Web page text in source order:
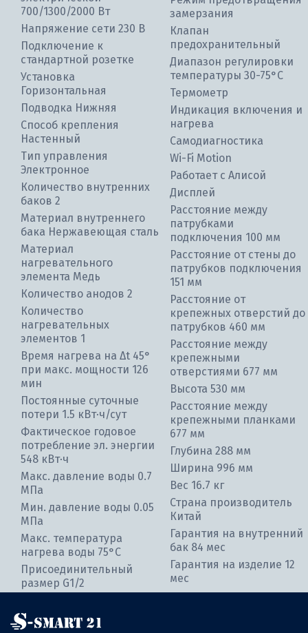
700/1300/2000 Вт
Напряжение сети 230 В
Подключение к
стандартной розетке
Установка
Горизонтальная
Подводка Нижняя
Способ крепления
Настенный
Тип управления
Электронное
Количество внутренних
баков 2
Материал внутреннего
бака Нержавеющая сталь
Материал
нагревательного
элемента Медь
Количество анодов 2
Количество
нагревательных
элементов 1
Время нагрева на ∆t 45°
при макс. мощности 126
мин
Постоянные суточные
потери 1.5 кВт⋅ч/сут
Фактическое годовое
потребление эл. энергии
548 кВт⋅ч
Макс. давление воды 0.7
МПа
Мин. давление воды 0.05
МПа
Макс. температура
нагрева воды 75°С
Присоединительный
размер G1/2
замерзания
Клапан
предохранительный
Диапазон регулировки
температуры 30-75°С
Термометр
Индикация включения и
нагрева
Самодиагностика
Wi-Fi Motion
Работает с Алисой
Дисплей
Расстояние между
патрубками
подключения 100 мм
Расстояние от стены до
патрубков подключения
151 мм
Расстояние от
крепежных отверстий до
патрубков 460 мм
Расстояние между
крепежными
отверстиями 677 мм
Высота 530 мм
Расстояние между
крепежными планками
677 мм
Глубина 288 мм
Ширина 996 мм
Вес 16.7 кг
Страна производитель
Китай
Гарантия на внутренний
бак 84 мес
Гарантия на изделие 12
мес